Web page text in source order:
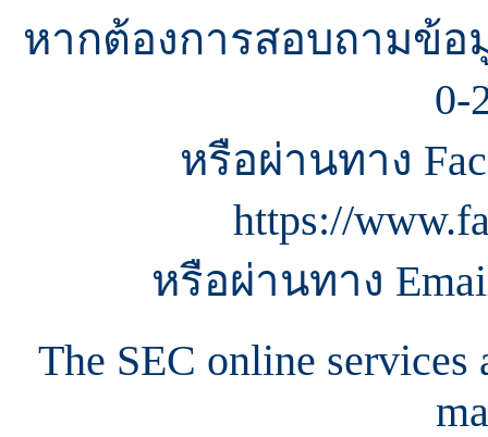
หากต้องการสอบถามข้อ
0-
หรือผ่านทาง
https://
หรือผ่านทาง
The SEC online